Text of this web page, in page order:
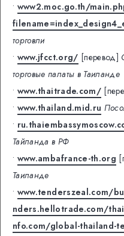
• www2.moc.go.th/
торговли
• www.jfcct.org/ [перевод]
торговые палаты в Таиланде
• www.thaitrade.com/
• www.thailand.mid.ru
•
Тайланда в РФ
• www.ambafrance-th.org
Таиланде
• www.tenderszeal.com/
nders.hellotrade.com/
nfo.com/global-thailand-